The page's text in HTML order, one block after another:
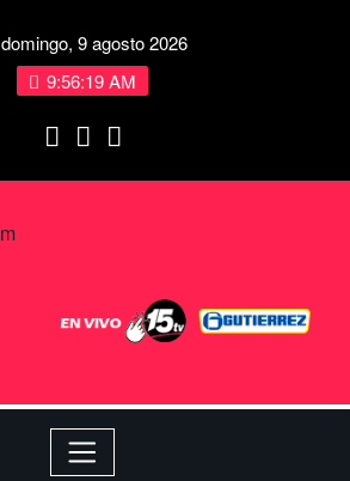
domingo, 9 agosto 2026
9:56:20 AM